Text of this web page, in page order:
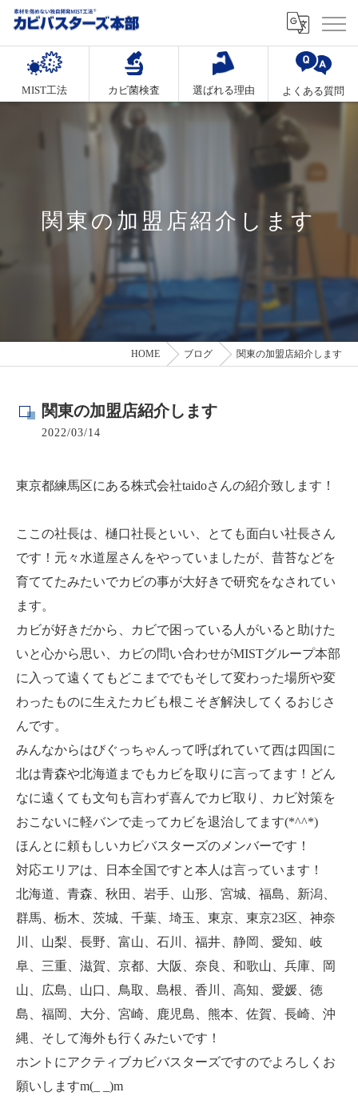
MIST工法 カビ菌検査 選ばれる理由 よくある質問
関東の加盟店紹介します
HOME ブログ 関東の加盟店紹介します
関東の加盟店紹介します
2022/03/14
東京都練馬区にある株式会社taidoさんの紹介致します！
ここの社長は、樋口社長といい、とても面白い社長さん
です！元々水道屋さんをやっていましたが、昔苔などを
育ててたみたいでカビの事が大好きで研究をなされてい
ます。
カビが好きだから、カビで困っている人がいると助けた
いと心から思い、カビの問い合わせがMISTグループ本部
に入って遠くてもどこまででもそして変わった場所や変
わったものに生えたカビも根こそぎ解決してくるおじさ
んです。
みんなからはびぐっちゃんって呼ばれていて西は四国に
北は青森や北海道までもカビを取りに言ってます！どん
なに遠くても文句も言わず喜んでカビ取り、カビ対策を
おこないに軽バンで走ってカビを退治してます(*^^*)
ほんとに頼もしいカビバスターズのメンバーです！
対応エリアは、日本全国ですと本人は言っています！
北海道、青森、秋田、岩手、山形、宮城、福島、新潟、
群馬、栃木、茨城、千葉、埼玉、東京、東京23区、神奈
川、山梨、長野、富山、石川、福井、静岡、愛知、岐
阜、三重、滋賀、京都、大阪、奈良、和歌山、兵庫、岡
山、広島、山口、鳥取、島根、香川、高知、愛媛、徳
島、福岡、大分、宮崎、鹿児島、熊本、佐賀、長崎、沖
縄、そして海外も行くみたいです！
ホントにアクティブカビバスターズですのでよろしくお
願いしますm(_ _)m